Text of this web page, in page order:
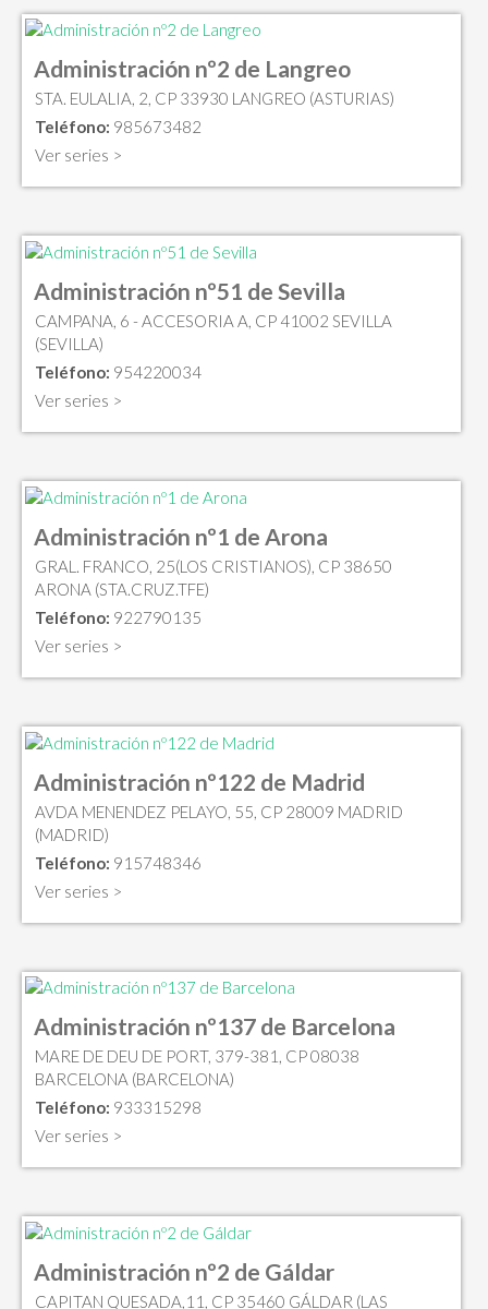
Administración nº2 de Langreo
STA. EULALIA, 2, CP 33930 LANGREO (ASTURIAS)
Teléfono: 985673482
Ver series >
Administración nº51 de Sevilla
CAMPANA, 6 - ACCESORIA A, CP 41002 SEVILLA
(SEVILLA)
Teléfono: 954220034
Ver series >
Administración nº1 de Arona
GRAL. FRANCO, 25(LOS CRISTIANOS), CP 38650
ARONA (STA.CRUZ.TFE)
Teléfono: 922790135
Ver series >
Administración nº122 de Madrid
AVDA MENENDEZ PELAYO, 55, CP 28009 MADRID
(MADRID)
Teléfono: 915748346
Ver series >
Administración nº137 de Barcelona
MARE DE DEU DE PORT, 379-381, CP 08038
BARCELONA (BARCELONA)
Teléfono: 933315298
Ver series >
Administración nº2 de Gáldar
CAPITAN QUESADA,11, CP 35460 GÁLDAR (LAS